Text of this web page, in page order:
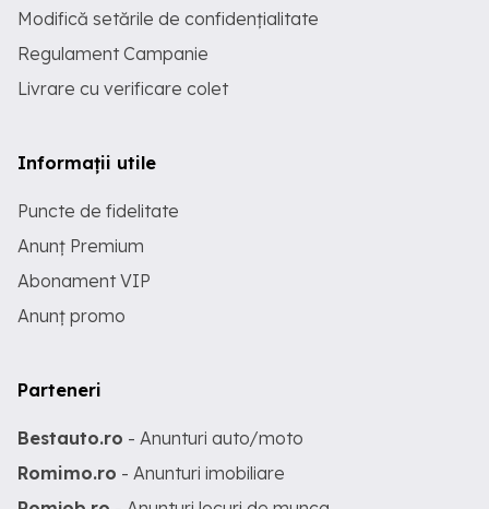
Modifică setările de confidențialitate
Regulament Campanie
Livrare cu verificare colet
Informații utile
Puncte de fidelitate
Anunț Premium
Abonament VIP
Anunț promo
Parteneri
Bestauto.ro - Anunturi auto/moto
Romimo.ro - Anunturi imobiliare